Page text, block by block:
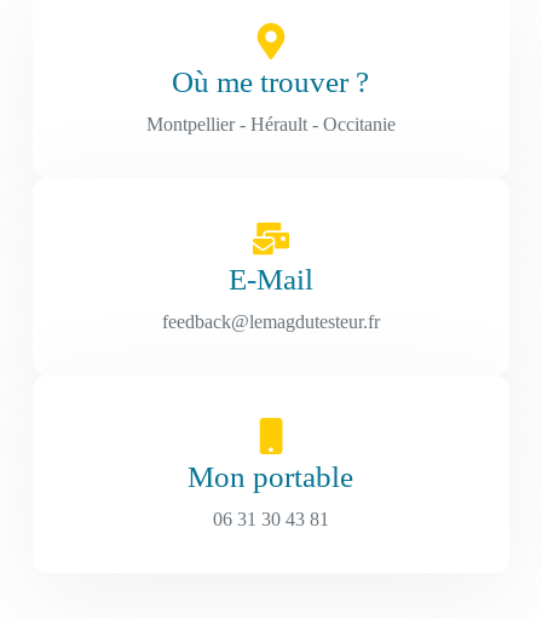
Où me trouver ?
Montpellier - Hérault - Occitanie
E-Mail
feedback@lemagdutesteur.fr
Mon portable
06 31 30 43 81